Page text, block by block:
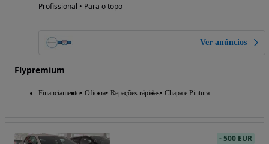
Profissional • Para o topo
Ver anúncios
Flypremium
Financiamento Oficina Repações rápidas Chapa e Pintura
-500 EUR